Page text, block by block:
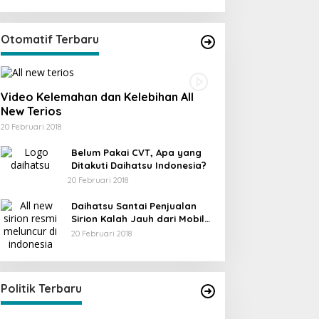
Otomatif Terbaru
Video Kelemahan dan Kelebihan All
New Terios
20 Februari 2018
Belum Pakai CVT, Apa yang
Ditakuti Daihatsu Indonesia?
20 Februari 2018
Daihatsu Santai Penjualan
Sirion Kalah Jauh dari Mobil
LCGC
20 Februari 2018
Politik Terbaru
KPU Trenggalek Gelar Uji Publik
Desember 2022